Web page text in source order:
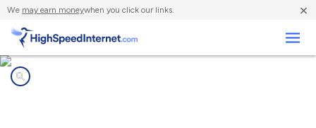
We may earn moneywhen you click our links. ×